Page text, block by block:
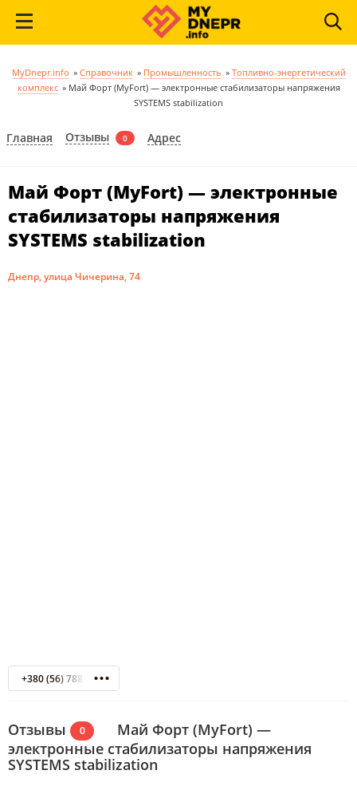
MyDnepr.info » Справочник » Промышленность » Топливно-энергетический
комплекс » Май Форт (MyFort) — электронные стабилизаторы напряжения
SYSTEMS stabilization
Главная Отзывы 0 Адрес
Май Форт (MyFort) — электронные
стабилизаторы напряжения
SYSTEMS stabilization
Днепр, улица Чичерина, 74
+380 (56) 788-67-80
Отзывы 0
Май Форт (MyFort) —
электронные стабилизаторы напряжения
SYSTEMS stabilization